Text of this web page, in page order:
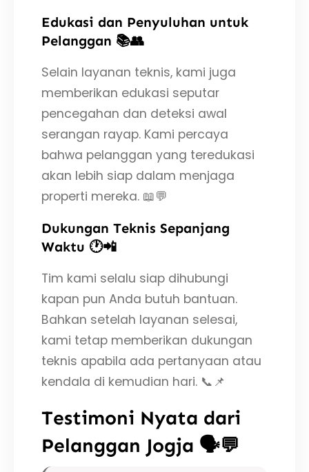
Edukasi dan Penyuluhan untuk
Pelanggan 📚👥
Selain layanan teknis, kami juga
memberikan edukasi seputar
pencegahan dan deteksi awal
serangan rayap. Kami percaya
bahwa pelanggan yang teredukasi
akan lebih siap dalam menjaga
properti mereka. 📖💬
Dukungan Teknis Sepanjang
Waktu 🕐📲
Tim kami selalu siap dihubungi
kapan pun Anda butuh bantuan.
Bahkan setelah layanan selesai,
kami tetap memberikan dukungan
teknis apabila ada pertanyaan atau
kendala di kemudian hari. 📞📌
Testimoni Nyata dari
Pelanggan Jogja 🗣️💬